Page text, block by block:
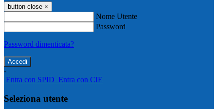
button close ×
Nome Utente
Password
Password dimenticata?
-
Entra con SPID Entra con CIE
Seleziona utente